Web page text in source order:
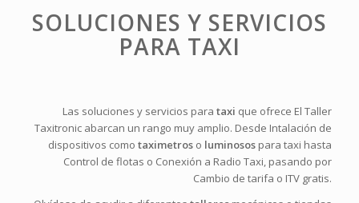
SOLUCIONES Y SERVICIOS
PARA TAXI
Las soluciones y servicios parataxi que ofrece El Taller
Taxitronic abarcan un rango muy amplio. Desde Intalación de
dispositivos comotaximetros o luminosos para taxi hasta
Control de flotas o Conexión a Radio Taxi, pasando por
Cambio de tarifa o ITV gratis.